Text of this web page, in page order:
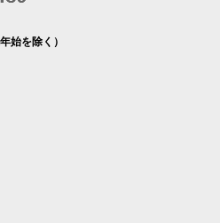
始を除く）